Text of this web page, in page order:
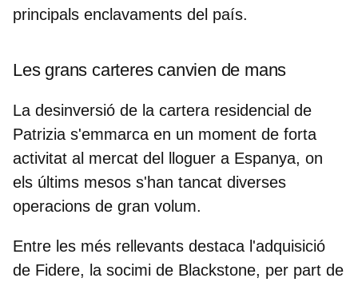
principals enclavaments del país.
Les grans carteres canvien de mans
La desinversió de la cartera residencial de
Patrizia s'emmarca en un moment de forta
activitat al mercat del lloguer a Espanya, on
els últims mesos s'han tancat diverses
operacions de gran volum.
Entre les més rellevants destaca l'adquisició
de Fidere, la socimi de Blackstone, per part de